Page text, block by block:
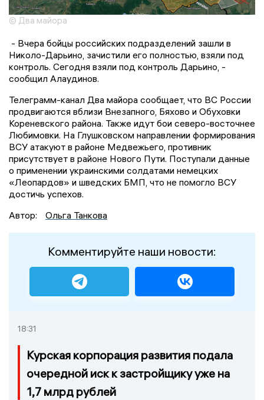
© Два майора
- Вчера бойцы российских подразделений зашли в
Николо-Дарьино, зачистили его полностью, взяли под
контроль. Сегодня взяли под контроль Дарьино, -
сообщил Алаудинов.
Телеграмм-канал Два майора сообщает, что ВС России
продвигаются вблизи Внезапного, Бяхово и Обуховки
Кореневского района. Также идут бои северо-восточнее
Любимовки. На Глушковском направлении формирования
ВСУ атакуют в районе Медвежьего, противник
присутствует в районе Нового Пути. Поступали данные
о применении украинскими солдатами немецких
«Леопардов» и шведских БМП, что не помогло ВСУ
достичь успехов.
Автор:
Ольга Танкова
Комментируйте наши новости:
18:31
Курская корпорация развития подала
очередной иск к застройщику уже на
1,7 млрд рублей